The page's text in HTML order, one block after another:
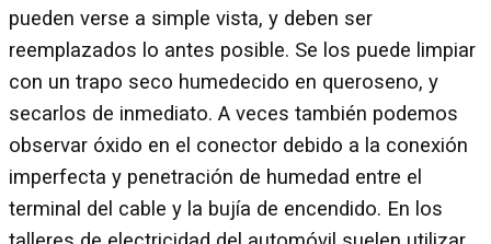
pueden verse a simple vista, y deben ser
reemplazados lo antes posible. Se los puede limpiar
con un trapo seco humedecido en queroseno, y
secarlos de inmediato. A veces también podemos
observar óxido en el conector debido a la conexión
imperfecta y penetración de humedad entre el
terminal del cable y la bujía de encendido. En los